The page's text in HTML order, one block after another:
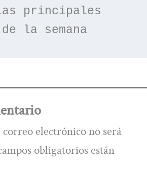
principales
la semana
electrónico no será
obligatorios están